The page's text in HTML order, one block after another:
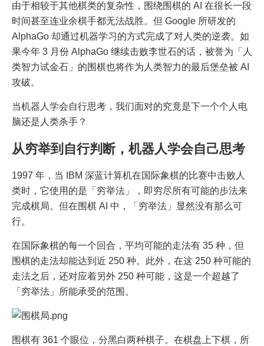
由于相较于其他棋类的复杂性，围绕围棋的 AI 在很长一段
时间甚至连业余棋手都无法战胜。但 Google 所研发的
AlphaGo 却通过机器学习的方式完成了对人类的逆袭。如
果今年 3 月份 AlphaGo 继续击败李世石的话，被誉为「人
类智力试金石」的围棋也将作为人类智力的最后堡垒被 AI
攻破。
当机器人学会自行思考，我们面对的究竟是下一个个人电
脑还是人类杀手？
从穷举到自行判断，机器人学会自己思考
1997 年，当 IBM 深蓝计算机在国际象棋的比赛中击败人
类时，它使用的是「穷举法」，即穷尽所有可能的步法来
完成棋局。但在围棋 AI 中，「穷举法」显然没有那么可
行。
在国际象棋的每一个回合，平均可能的走法有 35 种，但
围棋的走法却能达到近 250 种。此外，在这 250 种可能的
走法之后，还对应着另外 250 种可能，这是一个超越了
「穷举法」所能承受的范围。
围棋有 361 个眼位，分黑白两种棋子。在棋盘上下棋，所